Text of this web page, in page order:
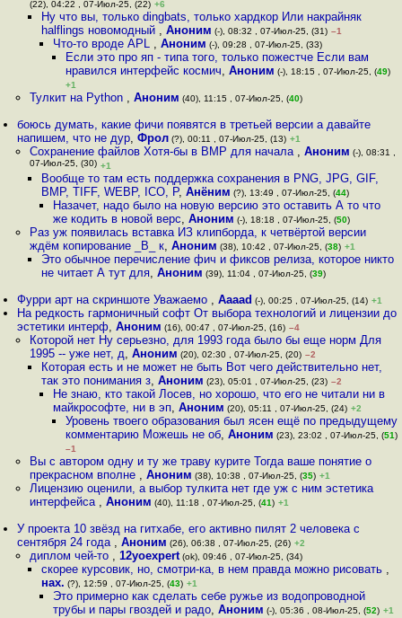
(22), 04:22 , 07-Июл-25, (22) +6
Ну что вы, только dingbats, только xapдкop Или накрайняк
halflings новомодный , Аноним (-), 08:32 , 07-Июл-25, (31) –1
Что-то вроде APL ,Аноним (-), 09:28 , 07-Июл-25, (33)
Если это про яп - типа того, только пожестче Если вам
нравился интерфейс космич, Аноним (-), 18:15 , 07-Июл-25, (49)
+1
Тулкит на Python , Аноним (40), 11:15 , 07-Июл-25, (40)
боюсь думать, какие фичи появятся в третьей версии а давайте
напишем, что не дур,Фрол (?), 00:11 , 07-Июл-25, (13) +1
Сохранение файлов Хотя-бы в BMP для начала , Аноним (-), 08:31 ,
07-Июл-25, (30) +1
Вообще то там есть поддержка сохранения в PNG, JPG, GIF,
BMP, TIFF, WEBP, ICO, P, Анёним (?), 13:49 , 07-Июл-25, (44)
Назачет, надо было на новую версию это оставить А то что
же кодить в новой верс,Аноним (-), 18:18 , 07-Июл-25, (50)
Раз уж появилась вставка ИЗ клипборда, к четвёртой версии
ждём копирование _В_ к, Аноним (38), 10:42 , 07-Июл-25, (38) +1
Это обычное перечисление фич и фиксов релиза, которое никто
не читает А тут для, Аноним (39), 11:04 , 07-Июл-25, (39)
Фурри арт на скриншоте Уважаемо ,Aaaad (-), 00:25 , 07-Июл-25, (14) +1
На редкость гармоничный софт От выбора технологий и лицензии до
эстетики интерф,Аноним (16), 00:47 , 07-Июл-25, (16) –4
Которой нет Ну серьезно, для 1993 года было бы еще норм Для
1995 -- уже нет, д, Аноним (20), 02:30 , 07-Июл-25, (20) –2
Которая есть и не может не быть Вот чего действительно нет,
так это понимания з, Аноним (23), 05:01 , 07-Июл-25, (23) –2
Не знаю, кто такой Лосев, но хорошо, что его не читали ни в
майкрософте, ни в эп,Аноним (20), 05:11 , 07-Июл-25, (24) +2
Уровень твоего образования был ясен ещё по предыдущему
комментарию Можешь не об, Аноним (23), 23:02 , 07-Июл-25, (51)
–1
Вы с автором одну и ту же траву курите Тогда ваше понятие о
прекрасном вполне , Аноним (38), 10:38 , 07-Июл-25, (35) +1
Лицензию оценили, а выбор тулкита нет где уж с ним эстетика
интерфейса , Аноним (40), 11:18 , 07-Июл-25, (41) +1
У проекта 10 звёзд на гитхабе, его активно пилят 2 человека с
сентября 24 года ,Аноним (26), 06:38 , 07-Июл-25, (26) +2
диплом чей-то , 12yoexpert(ok), 09:46 , 07-Июл-25, (34)
скорее курсовик, но, смотри-ка, в нем правда можно рисовать ,
нах. (?), 12:59 , 07-Июл-25, (43) +1
Это примерно как сделать себе ружье из водопроводной
трубы и пары гвоздей и радо,Аноним (-), 05:36 , 08-Июл-25, (52) +1